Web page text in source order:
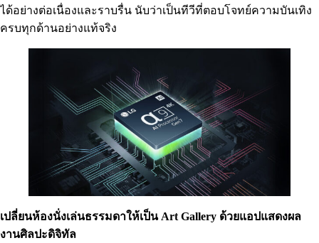
ได้อย่างต่อเนื่องและราบรื่น นับว่าเป็นทีวีที่ตอบโจทย์ความบันเทิง
ครบทุกด้านอย่างแท้จริง
เปลี่ยนห้องนั่งเล่นธรรมดาให้เป็น Art Gallery ด้วยแอปแสดงผล
งานศิลปะดิจิทัล